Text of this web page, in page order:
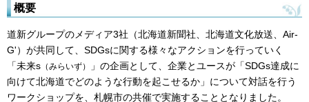
概要
道新グループのメディア3社（北海道新聞社、北海道文化放送、Air-
G'）が共同して、SDGsに関する様々なアクションを行っていく
「未来s （みらいず）
」の企画として、企業とユースが「SDGs達成に
向けて北海道でどのような行動を起こせるか」について対話を行う
ワークショップを、札幌市の共催で実施することとなりました。